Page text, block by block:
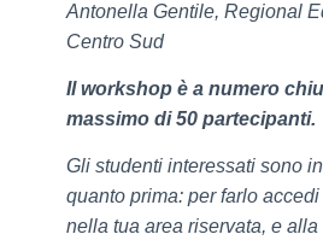
Antonella Gentile, Regional
Centro Sud
Il workshop è a numero
massimo di 50 partecipanti.
Gli studenti interessati sono
quanto prima: per farlo
nella tua area riservata, e